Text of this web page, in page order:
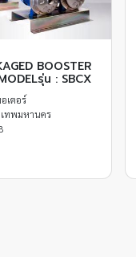
BOOSTER
รุ่น : SBCX
เตอร์
เทพมหานคร